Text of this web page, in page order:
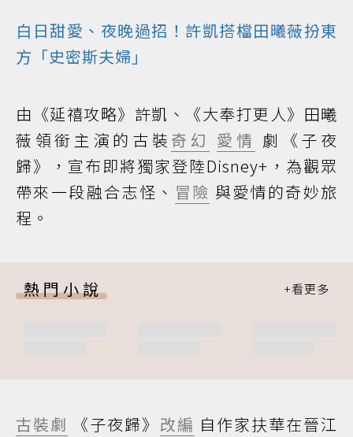
白日甜愛、夜晚過招！許凱搭檔田曦薇扮東
方「史密斯夫婦」
由《延禧攻略》許凱、《大奉打更人》田曦
薇領銜主演的古裝 奇幻 愛情 劇《子夜
歸》，宣布即將獨家登陸Disney+，為觀眾
帶來一段融合志怪、 冒險 與愛情的奇妙旅
程。
熱門小說
古裝劇 《子夜歸》 改編 自作家扶華在晉江